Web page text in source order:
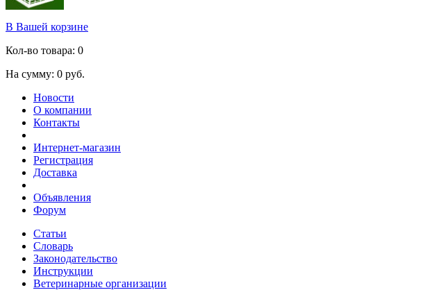
В Вашей корзине
Кол-во товара: 0
На сумму: 0 руб.
Новости
О компании
Контакты
Интернет-магазин
Регистрация
Доставка
Объявления
Форум
Статьи
Словарь
Законодательство
Инструкции
Ветеринарные организации